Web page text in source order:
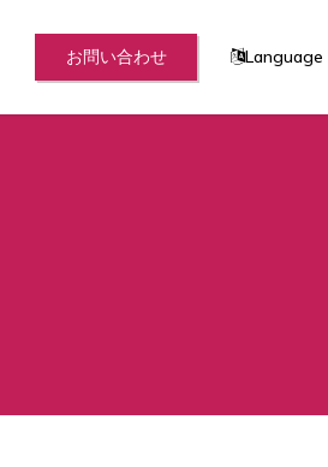
お問い合わせ Language